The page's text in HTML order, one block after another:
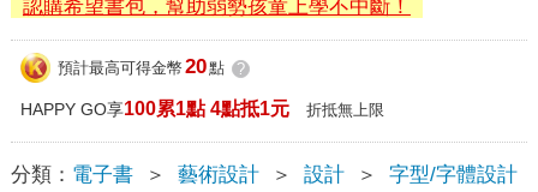
認購希望書包，幫助弱勢孩童上學不中斷！
預計最高可得金幣 20點 ?
HAPPY GO享100累1點 4點抵1元 折抵無上限
分類： 電子書 ＞ 藝術設計 ＞ 設計 ＞ 字型/字體設計